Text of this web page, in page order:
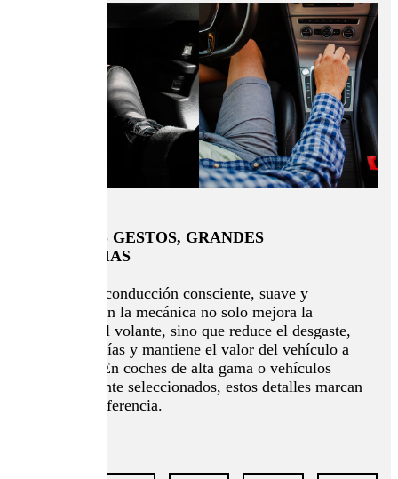
PEQUEÑOS GESTOS, GRANDES
DIFERENCIAS
Adoptar una conducción consciente, suave y
respetuosa con la mecánica no solo mejora la
experiencia al volante, sino que reduce el desgaste,
previene averías y mantiene el valor del vehículo a
largo plazo. En coches de alta gama o vehículos
cuidadosamente seleccionados, estos detalles marcan
aún más la diferencia.